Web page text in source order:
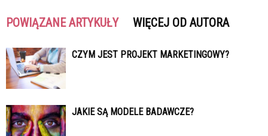
POWIĄZANE ARTYKUŁY WIĘCEJ OD AUTORA
CZYM JEST PROJEKT MARKETINGOWY?
JAKIE SĄ MODELE BADAWCZE?